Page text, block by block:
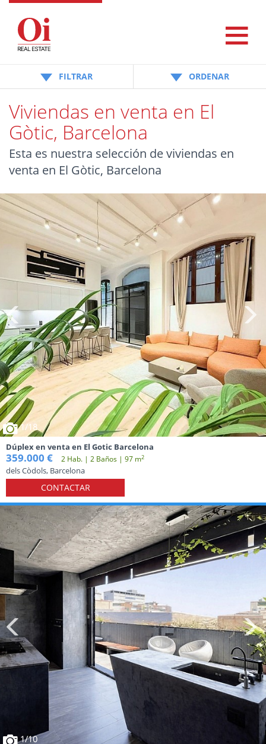
FILTRAR ORDENAR
Viviendas en venta en El
Gòtic, Barcelona
Esta es nuestra selección de viviendas en
venta en El Gòtic, Barcelona
1/18
Dúplex en venta en El Gotic Barcelona
359.000 € 2 Hab. | 2 Baños | 97 m2
dels Còdols, Barcelona
CONTACTAR
1/10